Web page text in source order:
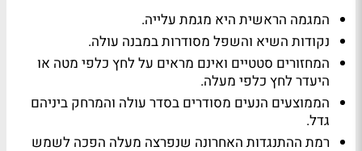
המגמה הראשית היא מגמת עלייה.
נקודות השיא והשפל מסודרות במבנה עולה.
המחזורים סטטיים ואינם מראים על לחץ כלפי מטה או
היעדר לחץ כלפי מעלה.
הממוצעים הנעים מסודרים בסדר עולה והמרחק ביניהם
גדל.
רמת ההתנגדות האחרונה שנפרצה מעלה הפכה לשמש